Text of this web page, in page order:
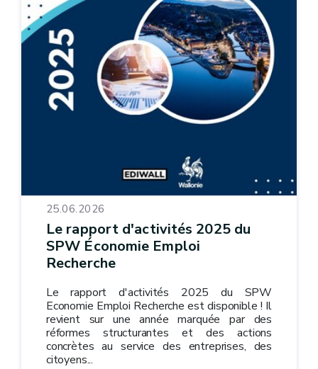
25.06.2026
Le rapport d'activités 2025 du
SPW Économie Emploi
Recherche
Le rapport d'activités 2025 du SPW
Economie Emploi Recherche est disponible ! Il
revient sur une année marquée par des
réformes structurantes et des actions
concrètes au service des entreprises, des
citoyens...